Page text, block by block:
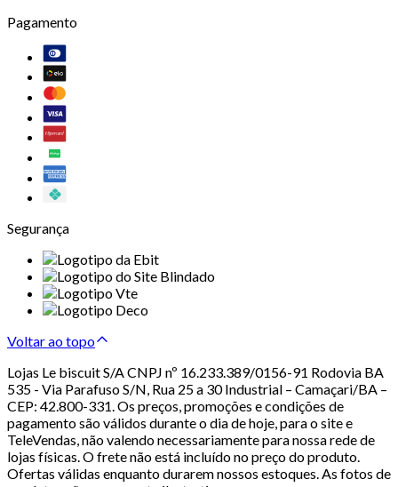
Pagamento
Segurança
Voltar ao topo
Lojas Le biscuit S/A CNPJ nº 16.233.389/0156-91 Rodovia BA
535 - Via Parafuso S/N, Rua 25 a 30 Industrial – Camaçari/BA –
CEP: 42.800-331. Os preços, promoções e condições de
pagamento são válidos durante o dia de hoje, para o site e
TeleVendas, não valendo necessariamente para nossa rede de
lojas físicas. O frete não está incluído no preço do produto.
Ofertas válidas enquanto durarem nossos estoques. As fotos de